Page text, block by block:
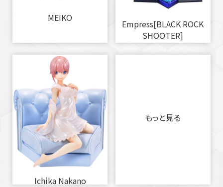
MEIKO
Empress[BLACK ROCK
SHOOTER]
Ichika Nakano
もっと見る